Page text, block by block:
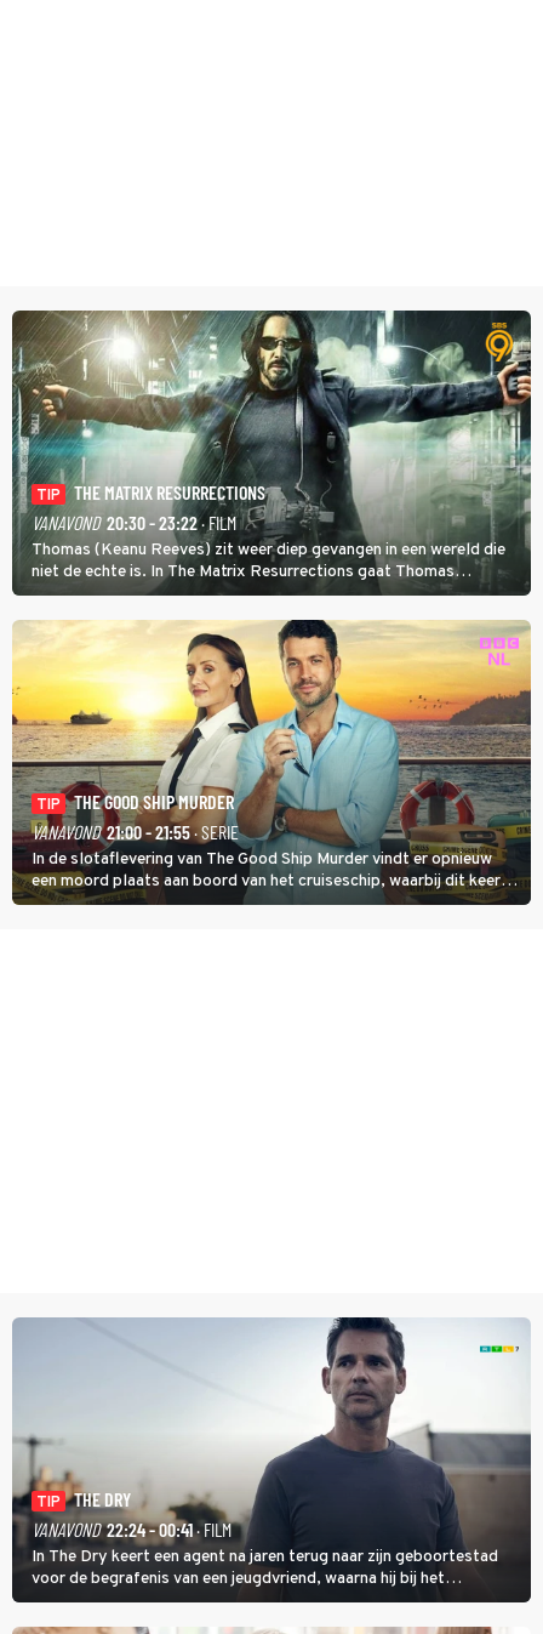
TIP
THE MATRIX RESURRECTIONS
VANAVOND 20:30 - 23:22· FILM
Thomas (Keanu Reeves) zit weer diep gevangen in een wereld die
niet de echte is. In The Matrix Resurrections gaat Thomas
proberen uit deze schijnwereld te ontsnappen.
TIP
THE GOOD SHIP MURDER
VANAVOND 21:00 - 21:55· SERIE
In de slotaflevering van The Good Ship Murder vindt er opnieuw
een moord plaats aan boord van het cruiseschip, waarbij dit keer
een bemanningslid het slachtoffer is en kapitein Marlowe de dader
TIP
THE DRY
VANAVOND 22:24 - 00:41· FILM
In The Dry keert een agent na jaren terug naar zijn geboortestad
voor de begrafenis van een jeugdvriend, waarna hij bij het
onderzoeken van diens dood een verband begint te vermoeden
met een oude zaak.